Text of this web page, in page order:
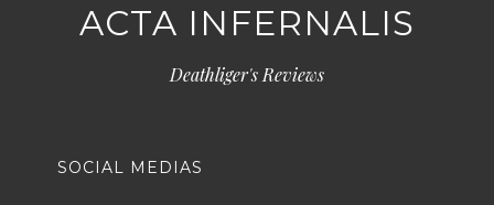
ACTA INFERNALIS
Deathliger's Reviews
SOCIAL MEDIAS